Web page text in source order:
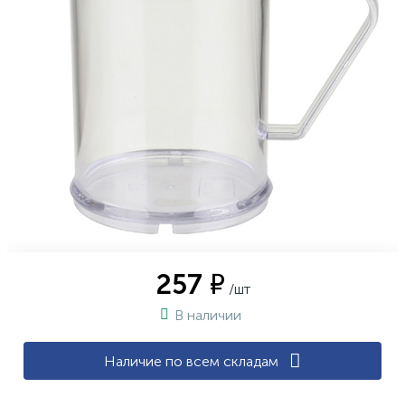
257 ₽ /шт
В наличии
Наличие по всем складам